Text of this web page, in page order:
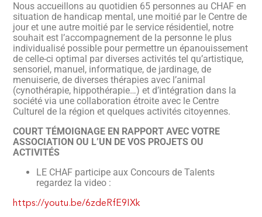
Nous accueillons au quotidien 65 personnes au CHAF en
situation de handicap mental, une moitié par le Centre de
jour et une autre moitié par le service résidentiel, notre
souhait est l’accompagnement de la personne le plus
individualisé possible pour permettre un épanouissement
de celle-ci optimal par diverses activités tel qu’artistique,
sensoriel, manuel, informatique, de jardinage, de
menuiserie, de diverses thérapies avec l’animal
(cynothérapie, hippothérapie…) et d’intégration dans la
société via une collaboration étroite avec le Centre
Culturel de la région et quelques activités citoyennes.
COURT TÉMOIGNAGE EN RAPPORT AVEC VOTRE
ASSOCIATION OU L’UN DE VOS PROJETS OU
ACTIVITÉS
LE CHAF participe aux Concours de Talents
regardez la video :
https://youtu.be/6zdeRfE9IXk